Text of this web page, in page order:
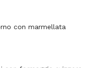
con marmellata